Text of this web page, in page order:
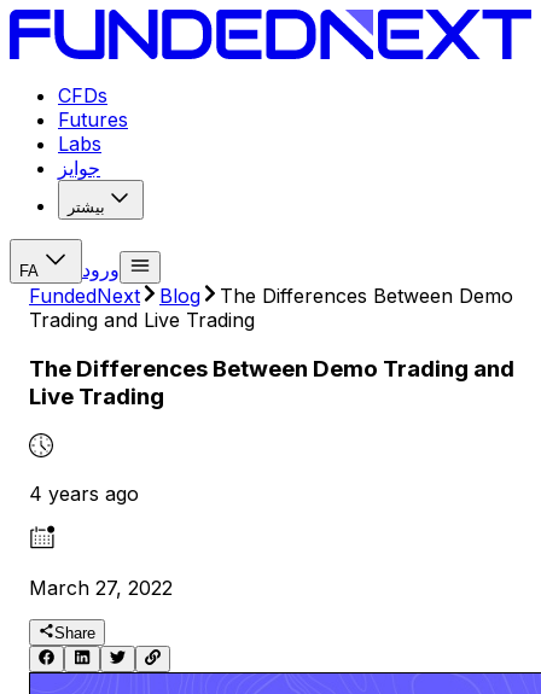
CFDs
Futures
Labs
جوایز
بیشتر
FA
ورود
FundedNext
Blog
The Differences Between Demo
Trading and Live Trading
The Differences Between Demo Trading and
Live Trading
4 years ago
March 27, 2022
Share